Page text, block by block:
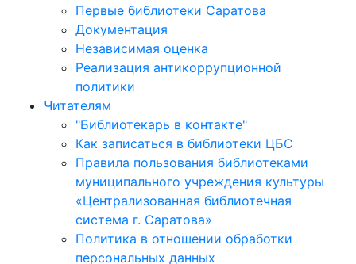
Первые библиотеки Саратова
Документация
Независимая оценка
Реализация антикоррупционной
политики
Читателям
"Библиотекарь в контакте"
Как записаться в библиотеки ЦБС
Правила пользования библиотеками
муниципального учреждения культуры
«Централизованная библиотечная
система г. Саратова»
Политика в отношении обработки
персональных данных